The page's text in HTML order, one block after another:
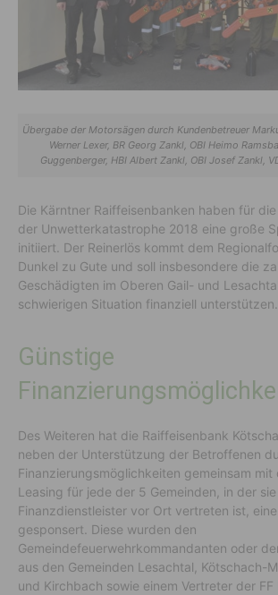
Übergabe der Motorsägen durch Kundenbetreuer
Werner Lexer, BR Georg Zankl, OBI Heimo
Guggenberger, HBI Albert Zankl, OBI Josef Zankl,
Die Kärntner Raiffeisenbanken haben für
der Unwetterkatastrophe 2018 eine große
initiiert. Der Reinerlös kommt dem
Dunkel zu Gute und soll insbesondere die
Geschädigten im Oberen Gail- und
schwierigen Situation finanziell unterstützen.
Günstige
Des Weiteren hat die Raiffeisenbank
neben der Unterstützung der Betroffenen
Finanzierungsmöglichkeiten gemeinsam mit
Leasing für jede der 5 Gemeinden, in der
Finanzdienstleister vor Ort vertreten ist,
gesponsert. Diese wurden den
Gemeindefeuerwehrkommandanten oder
aus den Gemeinden Lesachtal, Kötschach-
und Kirchbach sowie einem Vertreter der